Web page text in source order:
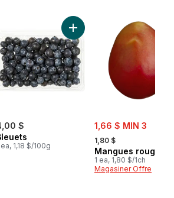
Tomates rouges de serre au panier
$
ea, 1,18 $/100g
Ajouter Bleuets au panier
sale:
1,66 $ MIN 3
, formerly:
1,80 $
Mangues rouges
1 ea, 1,80 $/1ch
Magasiner Offre